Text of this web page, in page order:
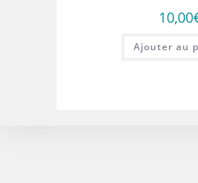
10,00
Ajouter au